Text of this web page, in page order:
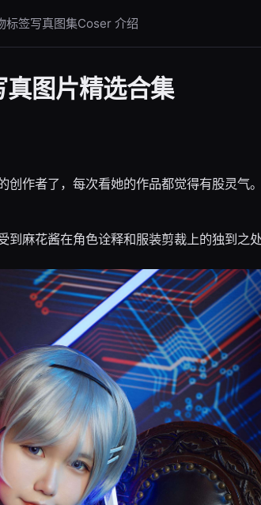
标签写真图集Coser 介绍
图片精选合集
作者了，每次看她的作品都觉得有股灵气
麻花酱在角色诠释和服装剪裁上的独到之处